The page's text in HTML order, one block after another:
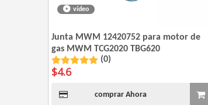
vídeo
Junta MWM 12420752 para motor de
gas MWM TCG2020 TBG620
(0)
$4.6
comprar Ahora